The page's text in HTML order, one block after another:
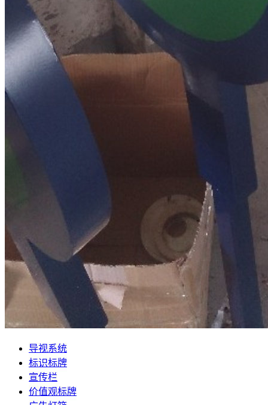
导视系统
标识标牌
宣传栏
价值观标牌